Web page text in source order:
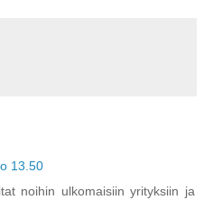
13.50
noihin ulkomaisiin yrityksiin ja